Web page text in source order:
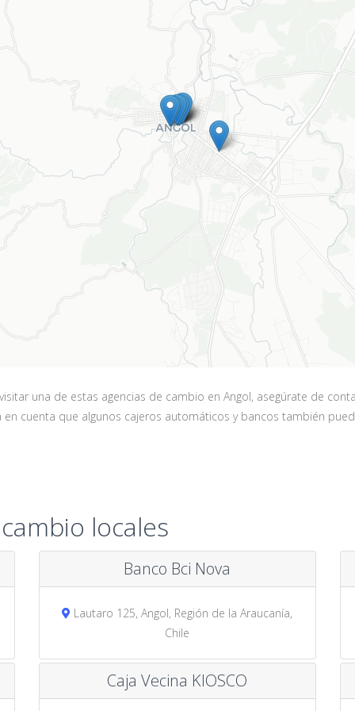
una de estas agencias de cambio en Angol, asegúrate de
cuenta que algunos cajeros automáticos y bancos también
locales
Banco Bci Nova
Lautaro 125, Angol, Región de la Araucanía,
Chile
Caja Vecina KIOSCO